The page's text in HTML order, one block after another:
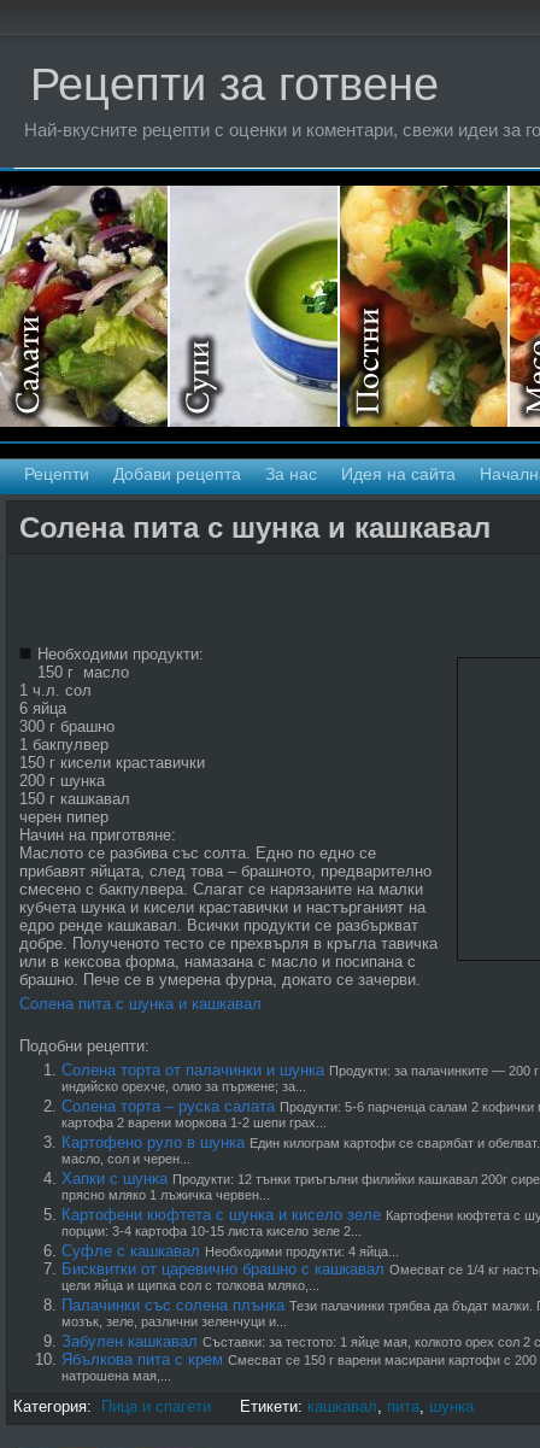
Рецепти за готвене
Най-вкусните рецепти с оценки и коментари, свежи идеи за
Рецепти Добави рецепта За нас Идея на сайта
Солена пита с шунка и кашкавал
Необходими продукти:
150 г масло
1 ч.л. сол
6 яйца
300 г брашно
1 бакпулвер
150 г кисели краставички
200 г шунка
150 г кашкавал
черен пипер
Начин на приготвяне:
Маслото се разбива със солта. Едно по едно се
прибавят яйцата, след това – брашното, предварително
смесено с бакпулвера. Слагат се нарязаните на малки
кубчета шунка и кисели краставички и настърганият на
едро ренде кашкавал. Всички продукти се разбъркват
добре. Полученото тесто се прехвърля в кръгла тавичка
или в кексова форма, намазана с масло и посипана с
брашно. Пече се в умерена фурна, докато се зачерви.
Солена пита с шунка и кашкавал
Подобни рецепти:
Солена торта от палачинки и шунка Продукти: за палачинките — 200
индийско орехче, олио за пържене; за...
Солена торта – руска салата Продукти: 5-6 парченца салам 2 кофички
картофа 2 варени моркова 1-2 шепи грах...
Картофено руло в шунка Един килограм картофи се сварябат и
масло, сол и черен...
Хапки с шунка Продукти: 12 тънки триъгълни филийки кашкавал 200г
прясно мляко 1 лъжичка червен...
Картофени кюфтета с шунка и кисело зеле Картофени кюфтета с
порции: 3-4 картофа 10-15 листа кисело зеле 2...
Суфле с кашкавал Необходими продукти: 4 яйца...
Бисквитки от царевично брашно с кашкавал Омесват се 1/4 кг
цели яйца и щипка сол с толкова мляко,...
Палачинки със солена плънка Тези палачинки трябва да бъдат
мозък, зеле, различни зеленчуци и...
Забулен кашкавал Съставки: за тестото: 1 яйце мая, колкото орех сол
Ябълкова пита с крем Смесват се 150 г варени масирани картофи с
натрошена мая,...
Категория:
Пица и спагети Етикети: кашкавал, пита, шунка